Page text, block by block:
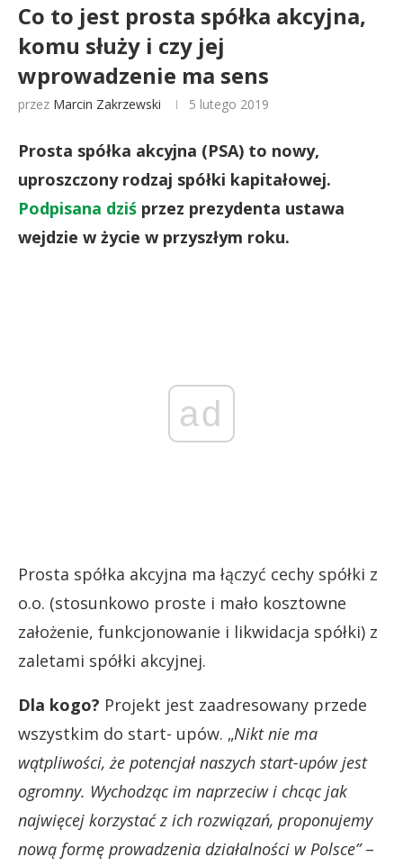
Co to jest prosta spółka akcyjna,
komu służy i czy jej
wprowadzenie ma sens
przez Marcin Zakrzewski 5 lutego 2019
Prosta spółka akcyjna (PSA) to nowy,
uproszczony rodzaj spółki kapitałowej.
Podpisana dziś przez prezydenta ustawa
wejdzie w życie w przyszłym roku.
ad
Prosta spółka akcyjna ma łączyć cechy spółki z
o.o. (stosunkowo proste i mało kosztowne
założenie, funkcjonowanie i likwidacja spółki) z
zaletami spółki akcyjnej.
Dla kogo? Projekt jest zaadresowany przede
wszystkim do start- upów. „Nikt nie ma
wątpliwości, że potencjał naszych start-upów jest
ogromny. Wychodząc im naprzeciw i chcąc jak
najwięcej korzystać z ich rozwiązań, proponujemy
nową formę prowadzenia działalności w Polsce”–